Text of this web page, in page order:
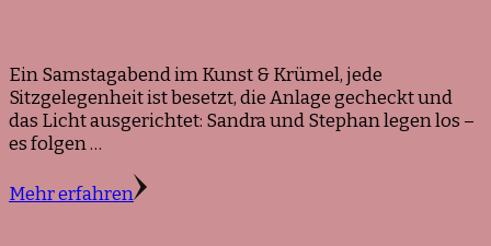
Ein Samstagabend im Kunst & Krümel, jede
Sitzgelegenheit ist besetzt, die Anlage gecheckt und
das Licht ausgerichtet: Sandra und Stephan legen los –
es folgen …
Mehr erfahren